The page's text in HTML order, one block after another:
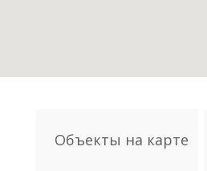
Объекты на карте